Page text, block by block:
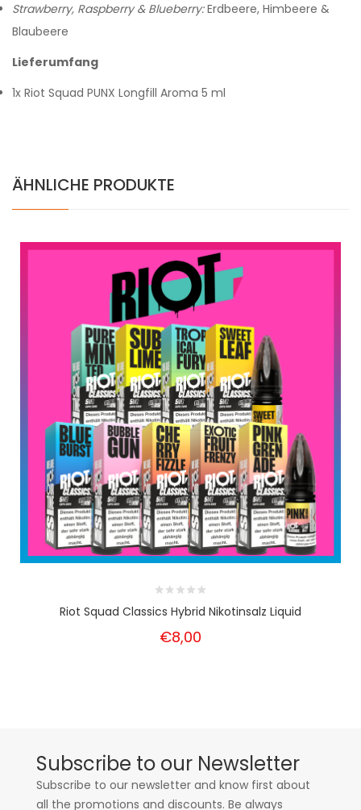
Strawberry, Raspberry & Blueberry:Erdbeere, Himbeere &
Blaubeere
Lieferumfang
1x Riot Squad PUNX Longfill Aroma 5 ml
ÄHNLICHE PRODUKTE
Riot Squad Classics Hybrid Nikotinsalz Liquid
€8,00
Subscribe to our Newsletter
Subscribe to our newsletter and know first about
all the promotions and discounts. Be always